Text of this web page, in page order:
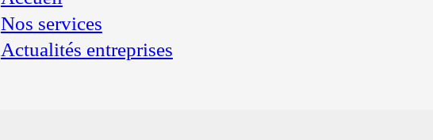
Nos services
Actualités entreprises